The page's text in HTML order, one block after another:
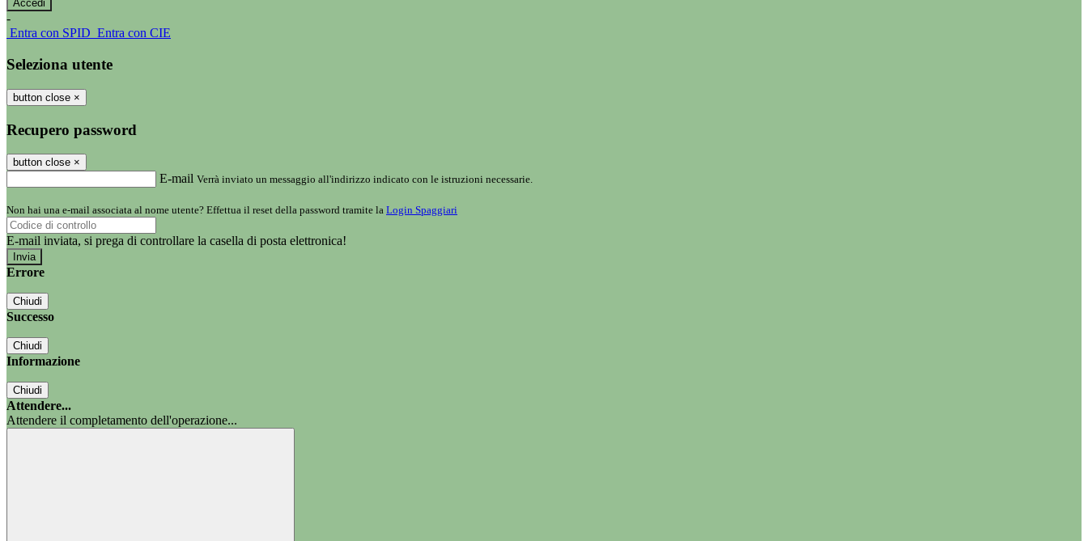
-
Entra con SPID Entra con CIE
Seleziona utente
button close ×
Recupero password
button close ×
E-mail Verrà inviato un messaggio all'indirizzo indicato con le istruzioni necessarie.
Non hai una e-mail associata al nome utente? Effettua il reset della password tramite la Login Spaggiari
E-mail inviata, si prega di controllare la casella di posta elettronica!
Errore
Chiudi
Successo
Chiudi
Informazione
Chiudi
Attendere...
Attendere il completamento dell'operazione...